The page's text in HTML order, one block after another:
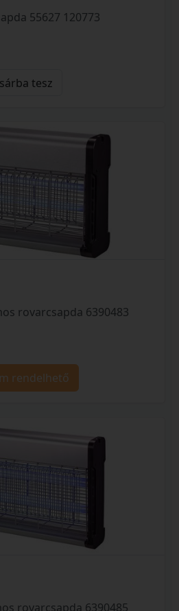
55627 120773
tesz
rovarcsapda 6390483
rendelhető
rovarcsapda 6390485